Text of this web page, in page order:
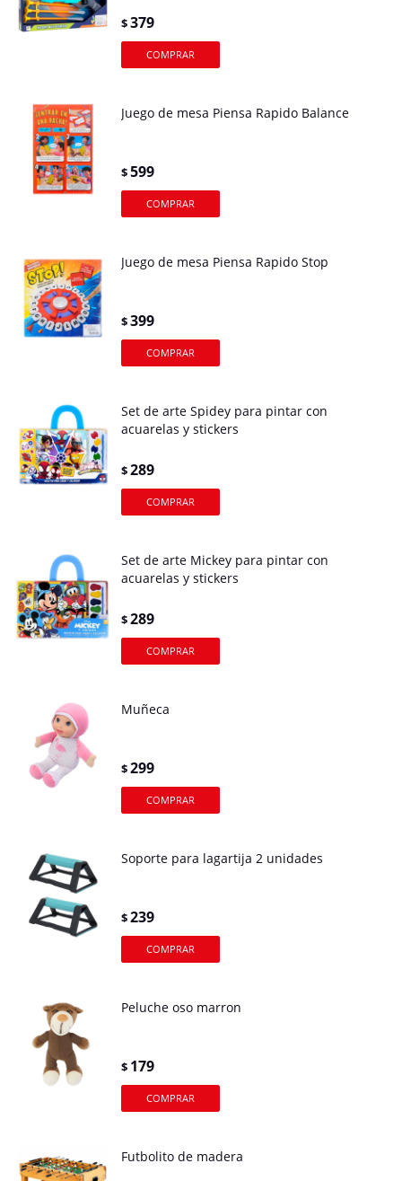
$379
Juego de mesa Piensa Rapido Balance
$599
Juego de mesa Piensa Rapido Stop
$399
Set de arte Spidey para pintar con
acuarelas y stickers
$289
Set de arte Mickey para pintar con
acuarelas y stickers
$289
Muñeca
$299
Soporte para lagartija 2 unidades
$239
Peluche oso marron
$ 179
Futbolito de madera